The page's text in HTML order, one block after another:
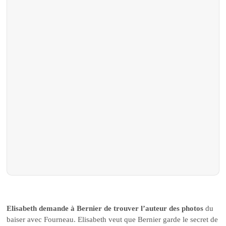
Elisabeth demande à Bernier de trouver l’auteur des photos du
baiser avec Fourneau. Elisabeth veut que Bernier garde le secret de